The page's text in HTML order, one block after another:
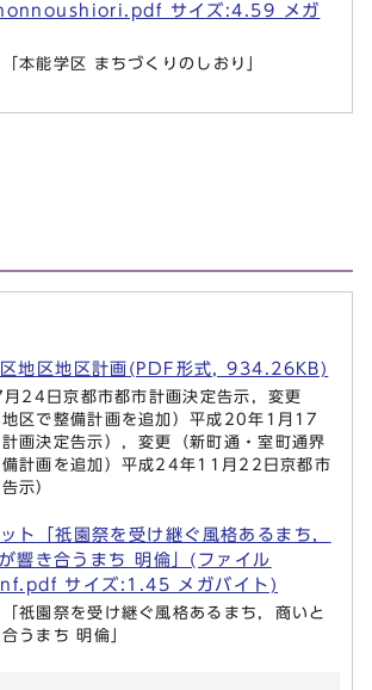
サイズ:4.59 メガ
本能学区 まちづくりのしおり」
区地区地区計画(PDF形式, 934.26KB)
月24日京都市都市計画決定告示，変更
地区で整備計画を追加）平成20年1月17
画決定告示），変更（新町通・室町通界
備計画を追加）平成24年11月22日京都市
示）
ト「祇園祭を受け継ぐ風格あるまち，
響き合うまち 明倫」(ファイル
サイズ:1.45 メガバイト)
祇園祭を受け継ぐ風格あるまち，商いと
うまち 明倫」